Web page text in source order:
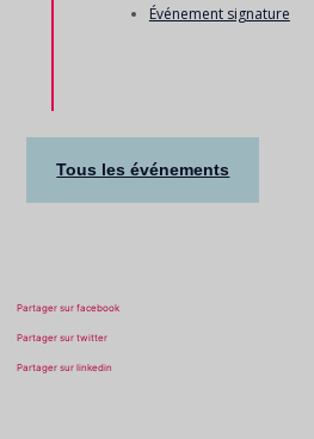
Événement signature
Tous les événements
Partager sur facebook
Partager sur twitter
Partager sur linkedin